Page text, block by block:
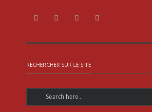
RECHERCHER SUR LE SITE